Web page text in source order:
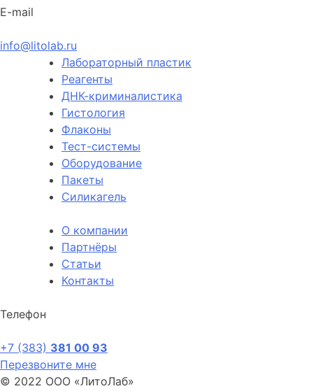
E-mail
info@litolab.ru
Лабораторный пластик
Реагенты
ДНК-криминалистика
Гистология
Флаконы
Тест-системы
Оборудование
Пакеты
Силикагель
О компании
Партнёры
Статьи
Контакты
Телефон
+7 (383) 381 00 93
Перезвоните мне
© 2022 ООО «ЛитоЛаб»